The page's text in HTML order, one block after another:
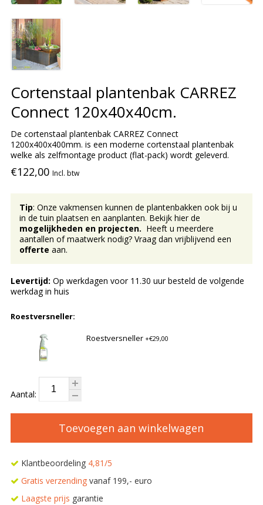
Cortenstaal plantenbak CARREZ
Connect 120x40x40cm.
De cortenstaal plantenbak CARREZ Connect
1200x400x400mm. is een moderne cortenstaal plantenbak
welke als zelfmontage product (flat-pack) wordt geleverd.
€122,00 Incl. btw
Tip: Onze vakmensen kunnen de plantenbakken ook bij u
in de tuin plaatsen en aanplanten. Bekijk hier de
mogelijkheden en projecten. Heeft u meerdere
aantallen of maatwerk nodig? Vraag dan vrijblijvend een
offerte aan.
Levertijd: Op werkdagen voor 11.30 uur besteld de volgende
werkdag in huis
Roestversneller:
Roestversneller +€29,00
Aantal:
Toevoegen aan winkelwagen
Klantbeoordeling 4,81/5
Gratis verzendingvanaf 199,- euro
Laagste prijs garantie